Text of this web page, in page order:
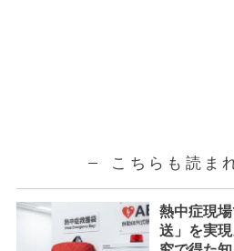
こちらも読ま
熱中症現
送」を実